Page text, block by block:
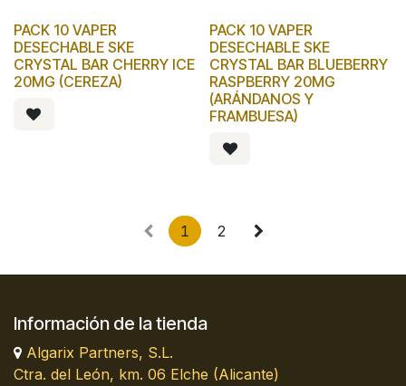
PACK 10 VAPER
DESECHABLE SKE
CRYSTAL BAR CHERRY ICE
20MG (CEREZA)
PACK 10 VAPER
DESECHABLE SKE
CRYSTAL BAR BLUEBERRY
RASPBERRY 20MG
(ARÁNDANOS Y
FRAMBUESA)
1 2
Información de la tienda
Algarix Partners, S.L.
Ctra. del León, km. 06 Elche (Alicante)